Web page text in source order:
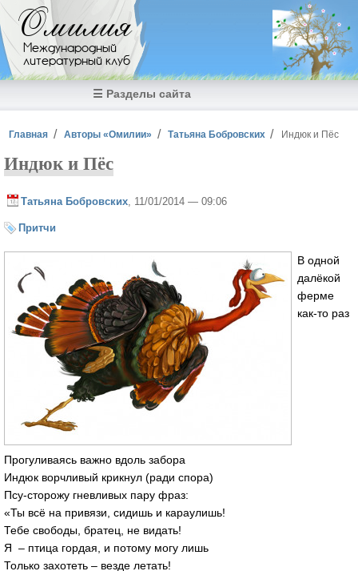
Перейти к основному содержанию
Омилия
Международный
литературный клуб
☰ Разделы сайта
Вы здесь
Главная Авторы «Омилии» Татьяна Бобровских Индюк и Пёс
Индюк и Пёс
Татьяна Бобровских , 11/01/2014 — 09:06
Притчи
В одной
далёкой
ферме
как-то раз
Прогуливаясь важно вдоль забора
Индюк ворчливый крикнул (ради спора)
Псу-сторожу гневливых пару фраз:
«Ты всё на привязи, сидишь и караулишь!
Тебе свободы, братец, не видать!
Я – птица гордая, и потому могу лишь
Только захотеть – везде летать!